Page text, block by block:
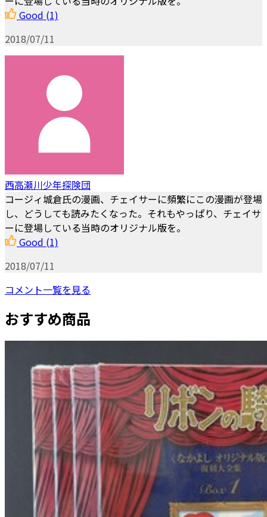
Good (1)
2018/07/11
西高瀬川少年探険団
コージィ城倉氏の漫画、チェイサーに頻繁にこの漫画が登場
し、どうしても読みたくなった。それもやっぱり、チェイサ
ーに登場している当時のオリジナル版を。
Good (1)
2018/07/11
コメント一覧を見る
おすすめ商品